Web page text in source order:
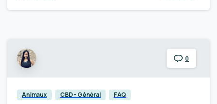
0
Animaux CBD - Général FAQ